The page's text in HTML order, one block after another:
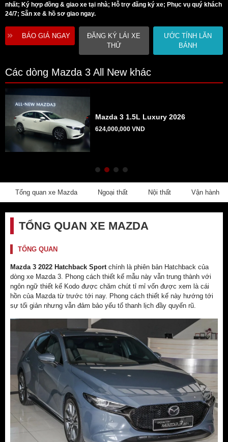
nhất; Ký hợp đồng & giao xe tại nhà; Hỗ trợ đăng ký xe; Phục vụ quý khách
24/7; Sẵn xe & hồ sơ giao ngay.
BÁO GIÁ NGAY
ĐĂNG KÝ LÁI XE
THỬ
ƯỚC TÍNH LĂN
BÁNH
Các dòng Mazda 3 All New khác
Mazda 3 1.5L Luxury 2026
624,000,000 VND
Tổng quan xe Mazda Ngoại thất Nội thất Vận hành
TỔNG QUAN XE MAZDA
TỔNG QUAN
Mazda 3 2022 Hatchback Sportchính là phiên bản Hatchback của
dòng xe Mazda 3. Phong cách thiết kế mẫu này vẫn trung thành với
ngôn ngữ thiết kế Kodo được chăm chút tỉ mỉ vốn được xem là cái
hồn của Mazda từ trước tới nay. Phong cách thiết kế này hướng tới
sự tối giản nhưng vẫn đảm bảo yếu tố thanh lịch đầy quyến rũ.